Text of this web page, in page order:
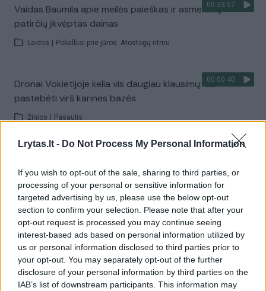
Lrytas.lt - Do Not Process My Personal Information
If you wish to opt-out of the sale, sharing to third parties, or
processing of your personal or sensitive information for
targeted advertising by us, please use the below opt-out
section to confirm your selection. Please note that after your
opt-out request is processed you may continue seeing
interest-based ads based on personal information utilized by
us or personal information disclosed to third parties prior to
your opt-out. You may separately opt-out of the further
disclosure of your personal information by third parties on the
IAB’s list of downstream participants. This information may
00:23:57
Vaidas Baumila apie meilės paieškas ir asmeninių
patirčių įkvėptas dainas
Laidos Pokalbiai prie jūros. Atostogų ritmu
00:00:40
Dronai Vokietijoje kelia vis daugiau klausimų: du
pastebėti virš karinės bazės
Žinios Pasaulis
Žiūrimiausi įrašai
00:00:30
Vaizdai iš tragiškos avarijos Vilniaus r.: dviejų moterų ir
vaiko gyvybių išgelbėti nepavyko
Žinios Lietuvos diena